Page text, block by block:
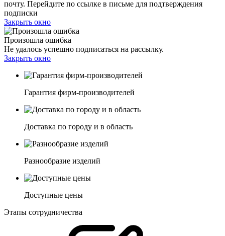
почту. Перейдите по ссылке в письме для подтверждения
подписки
Закрыть окно
Произошла ошибка
Не удалось успешно подписаться на рассылку.
Закрыть окно
Гарантия фирм-производителей
Доставка по городу и в область
Разнообразие изделий
Доступные цены
Этапы сотрудничества